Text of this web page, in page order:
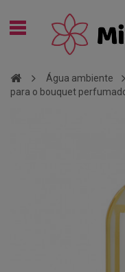
Água ambiente
para o bouquet